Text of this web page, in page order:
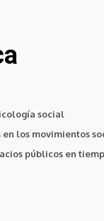
social
los movimientos
públicos en